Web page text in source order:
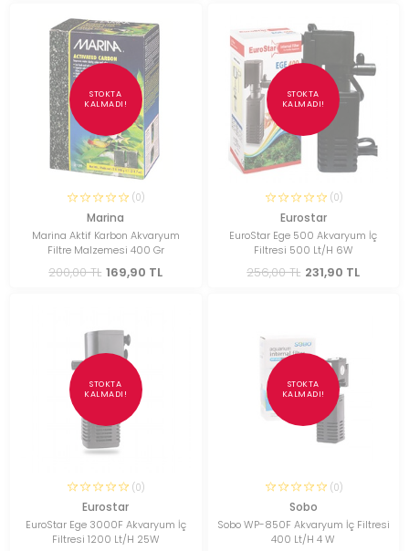
STOKTA
KALMADI!
(0)
Marina
Marina Aktif Karbon Akvaryum
Filtre Malzemesi 400 Gr
200,00 TL 169,90 TL
STOKTA
KALMADI!
(0)
Eurostar
EuroStar Ege 500 Akvaryum İç
Filtresi 500 Lt/H 6W
256,00 TL 231,90 TL
STOKTA
KALMADI!
(0)
Eurostar
EuroStar Ege 3000F Akvaryum İç
Filtresi 1200 Lt/H 25W
STOKTA
KALMADI!
(0)
Sobo
Sobo WP-850F Akvaryum İç Filtresi
400 Lt/H 4 W